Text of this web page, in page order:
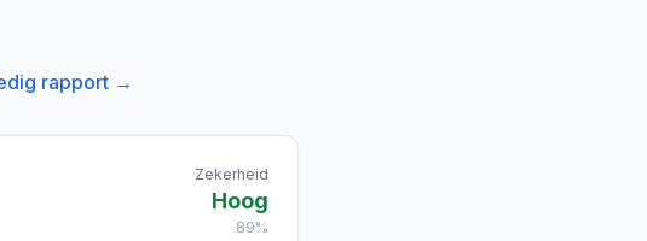
rapport →
Zekerheid
Hoog
89%